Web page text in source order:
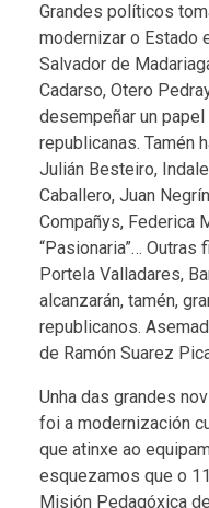
Grandes políticos
modernizar o Estado
Salvador de
Cadarso, Otero
desempeñar un
republicanas. Tamén
Julián Besteiro,
Caballero, Juan
Compañys, Federica
“Pasionaria”… Outras
Portela Valladares,
alcanzarán, tamén,
republicanos.
de Ramón Suarez
Unha das grandes
foi a modernización
que atinxe ao
esquezamos que o
Misión Pedagóxica